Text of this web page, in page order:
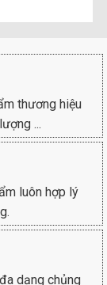
thương hiệu
...
luôn hợp lý
dạng chủng